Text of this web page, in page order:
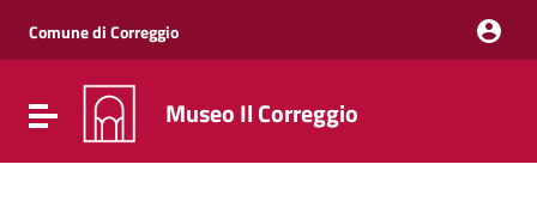
Vai al menu di navigazione
Vai al footer
Comune di Correggio
Attiva / disattiva la navigazione
Museo Il Correggio